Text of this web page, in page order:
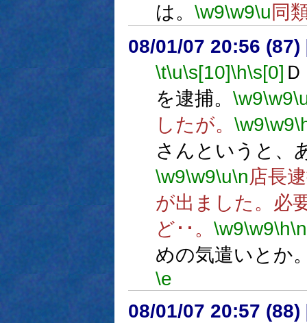
は。 \w9\w9\u同
08/01/07 20:56 (87)
\t\u\s[10]\h\s[0]
を逮捕。 \w9\w9
したが。 \w9\w9
さんというと、
\w9\w9\u\n店長
が出ました。必
ど･･。 \w9\w9\h\n
めの気遣いとか
\e
08/01/07 20:57 (88)